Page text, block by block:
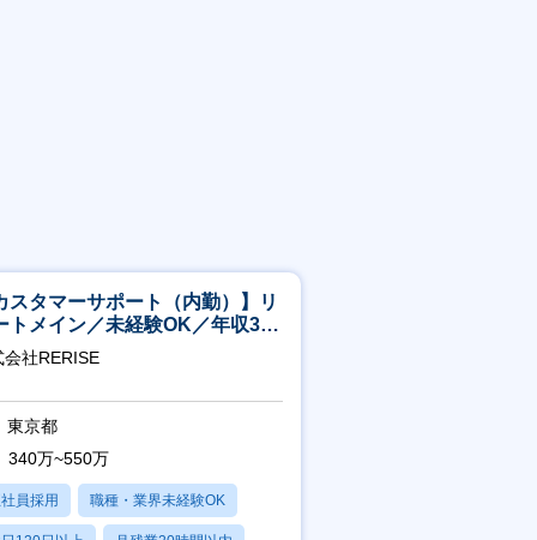
スタマーサポート（内勤）】リ
トメイン／未経験OK／年収340
／年間休日125日
会社RERISE
東京都
340万~550万
員採用 職種・業界未経験OK